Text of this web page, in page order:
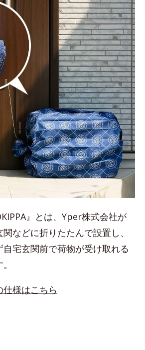
』とは、Yper株式会社が
などに折りたたんで設置し、
宅玄関前で荷物が受け取れる
様はこちら